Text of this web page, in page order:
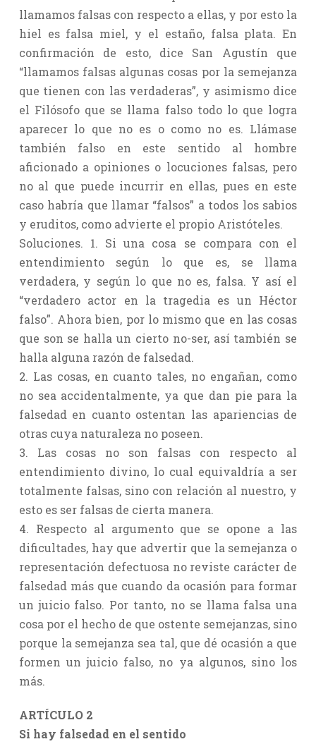
llamamos falsas con respecto a ellas, y por esto la
hiel es falsa miel, y el estaño, falsa plata. En
confirmación de esto, dice San Agustín que
“llamamos falsas algunas cosas por la semejanza
que tienen con las verdaderas”, y asimismo dice
el Filósofo que se llama falso todo lo que logra
aparecer lo que no es o como no es. Llámase
también falso en este sentido al hombre
aficionado a opiniones o locuciones falsas, pero
no al que puede incurrir en ellas, pues en este
caso habría que llamar “falsos” a todos los sabios
y eruditos, como advierte el propio Aristóteles.
Soluciones. 1. Si una cosa se compara con el
entendimiento según lo que es, se llama
verdadera, y según lo que no es, falsa. Y así el
“verdadero actor en la tragedia es un Héctor
falso”. Ahora bien, por lo mismo que en las cosas
que son se halla un cierto no-ser, así también se
halla alguna razón de falsedad.
2. Las cosas, en cuanto tales, no engañan, como
no sea accidentalmente, ya que dan pie para la
falsedad en cuanto ostentan las apariencias de
otras cuya naturaleza no poseen.
3. Las cosas no son falsas con respecto al
entendimiento divino, lo cual equivaldría a ser
totalmente falsas, sino con relación al nuestro, y
esto es ser falsas de cierta manera.
4. Respecto al argumento que se opone a las
dificultades, hay que advertir que la semejanza o
representación defectuosa no reviste carácter de
falsedad más que cuando da ocasión para formar
un juicio falso. Por tanto, no se llama falsa una
cosa por el hecho de que ostente semejanzas, sino
porque la semejanza sea tal, que dé ocasión a que
formen un juicio falso, no ya algunos, sino los
más.
ARTÍCULO 2
Si hay falsedad en el sentido